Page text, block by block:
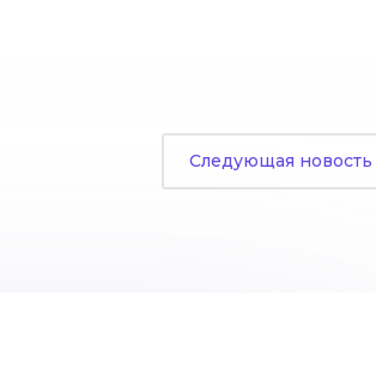
Следующая новость